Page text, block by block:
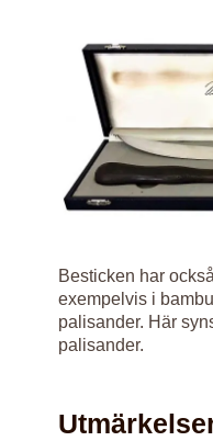
Besticken har
exempelvis i
palisander. Här
palisander.